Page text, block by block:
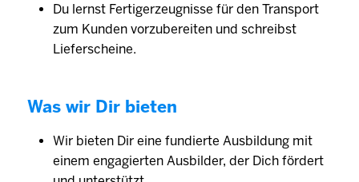
Du lernst Fertigerzeugnisse für den Transport
zum Kunden vorzubereiten und schreibst
Lieferscheine.
Was wir Dir bieten
Wir bieten Dir eine fundierte Ausbildung mit
einem engagierten Ausbilder, der Dich fördert